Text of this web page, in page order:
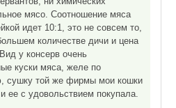
мясо. Соотношение мяса
идет 10:1, это не совсем то,
количестве дичи и цена
у консерв очень
куски мяса, желе по
сушку той же фирмы мои кошки
ее с удовольствием покупала.